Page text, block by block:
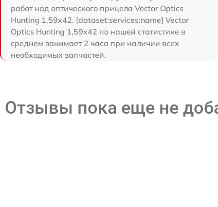
работ над оптического прицела Vector Optics
Hunting 1,59x42. [dataset:services:name] Vector
Optics Hunting 1,59x42 по нашей статистике в
среднем занимает 2 часа при наличии всех
необходимых запчастей.
Отзывы пока еще не